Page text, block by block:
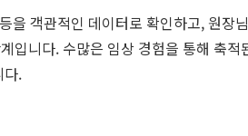
을 객관적인 데이터로 확인하고, 원
입니다. 수많은 임상 경험을 통해 축적
다.